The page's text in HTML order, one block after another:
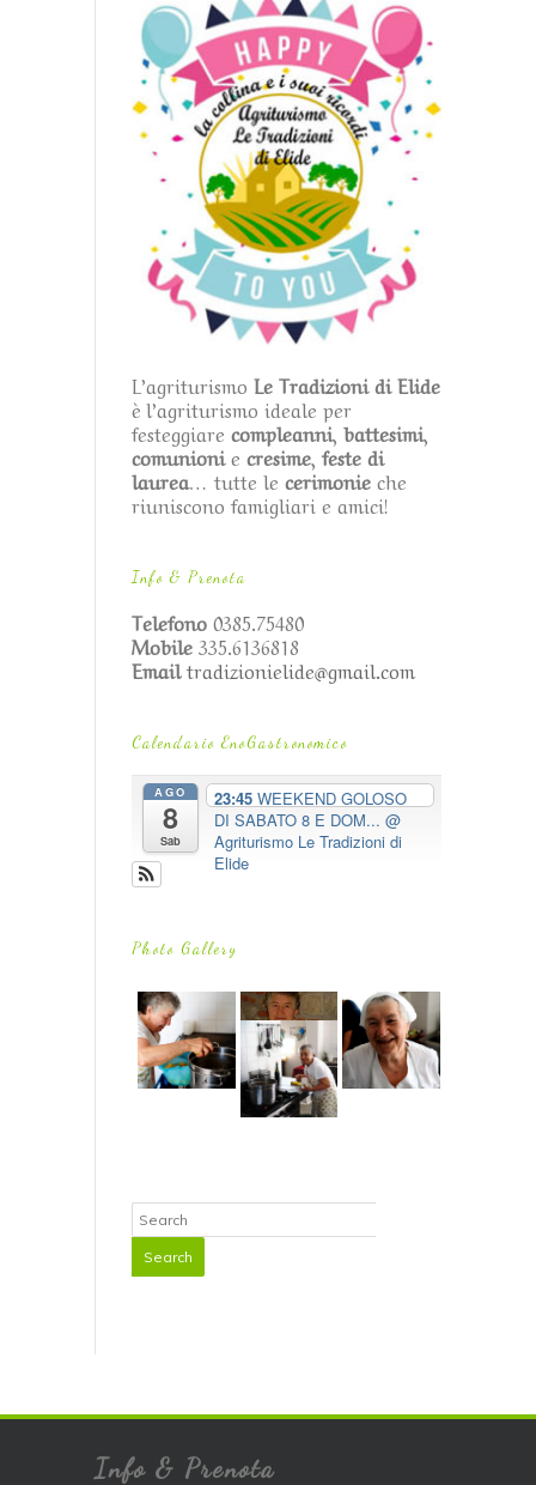
L’agriturismo Le Tradizioni di Elide
è l’agriturismo ideale per
festeggiare compleanni battesimi
comunioni e cresime feste di
laurea … tutte le cerimonie che
riuniscono famigliari e amici!
Info & Prenota
Telefono 0385.75480
Mobile 335.6136818
Email tradizionielide@gmail.com
Calendario EnoGastronomico
AGO
8
Sab
23:45 WEEKEND GOLOSO
DI SABATO 8 E DOM... @
Agriturismo Le Tradizioni di
Elide
Photo Gallery
Info & Prenota